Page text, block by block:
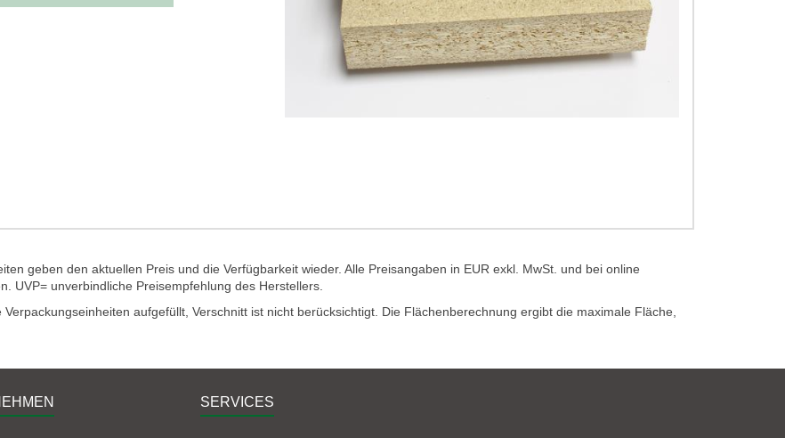
geben den aktuellen Preis und die Verfügbarkeit wieder. Alle Preisangaben in EUR exkl. MwSt. und bei online
UVP= unverbindliche Preisempfehlung des Herstellers.
aufgefüllt, Verschnitt ist nicht berücksichtigt. Die Flächenberechnung ergibt die maximale Fläche,
SERVICES